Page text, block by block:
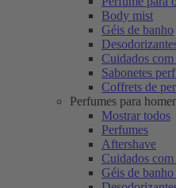
Body mist
Géis de banho
Cuidados
Sabonetes
Coffrets de
Perfumes para
Mostrar todos
Perfumes
Aftershave
Cuidados
Géis de